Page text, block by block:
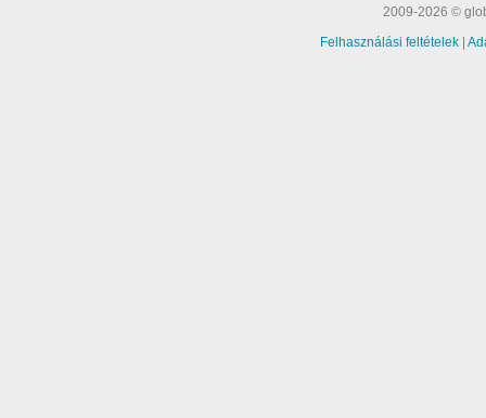
2009-2026 ©
Felhasználási feltételek